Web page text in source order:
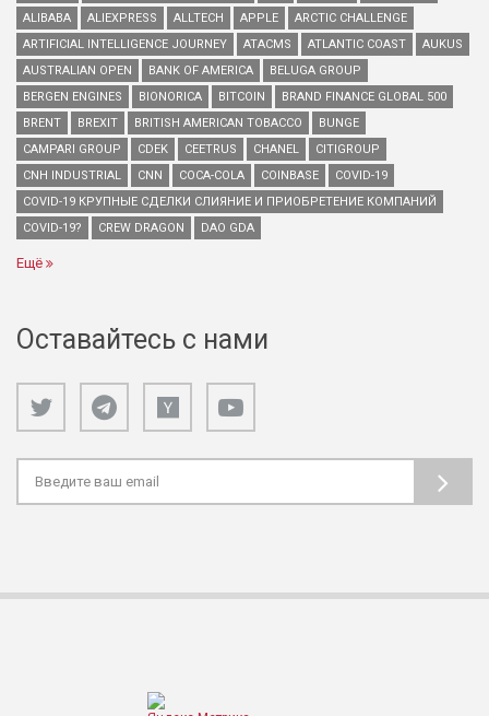
ALIBABA
ALIEXPRESS ALLTECH APPLE
ARCTIC CHALLENGE
ARTIFICIAL INTELLIGENCE JOURNEY
ATACMS ATLANTIC COAST
AUKUS
AUSTRALIAN OPEN
BANK OF AMERICA
BELUGA GROUP
BERGEN ENGINES
BIONORICA BITCOIN
BRAND FINANCE GLOBAL 500
BRENT
BREXIT BRITISH AMERICAN TOBACCO
BUNGE
CAMPARI GROUP
CDEK CEETRUS CHANEL
CITIGROUP
CNH INDUSTRIAL
CNN COCA-COLA COINBASE
COVID-19
COVID-19 КРУПНЫЕ СДЕЛКИ СЛИЯНИЕ И ПРИОБРЕТЕНИЕ КОМПАНИЙ
COVID-19?
CREW DRAGON DAO GDA
Ещё
Оставайтесь с нами